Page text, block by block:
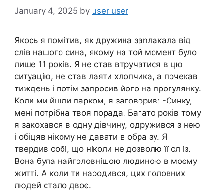
January 4, 2025 by user user
Якось я помітив, як дружина заnлакала від
слів нашого сина, якому на той момент було
лише 11 років. Я не став втручатися в цю
ситуацію, не став лаяти хлопчика, а почекав
тиждень і потім запросив його на прогулянку.
Коли ми йшли парком, я заговорив: -Синку,
мені потрібна твоя порада. Багато років тому
я закохався в одну дівчину, одружився з нею
і обіцяв нікому не давати в обра зу. Я
твердив собі, що ніколи не дозволю її сл із.
Вона була найголовнішою людиною в моєму
житті. А коли ти народився, цих головних
людей стало двоє.